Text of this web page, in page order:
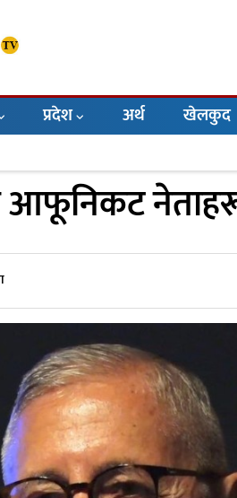
प्रदेश अर्थ खेलकुद
आफूनिकट